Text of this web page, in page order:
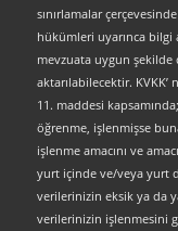
sınırlamalar
hükümleri uyarınca bilgi
mevzuata uygun şekilde
aktarılabilecektir. KVKK’
11. maddesi
öğrenme, işlenmişse
işlenme amacını ve
yurt içinde ve/veya yurt
verilerinizin eksik ya da
verilerinizin işlenmesini